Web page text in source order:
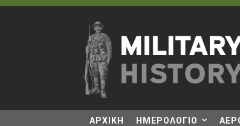
ΑΡΧΙΚΗ ΗΜΕΡΟΛΟΓΙΟ